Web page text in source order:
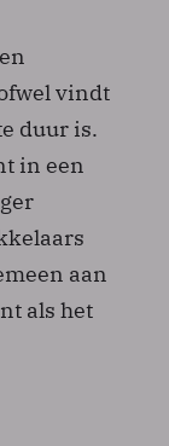
vindt
duur is.
in een
aan
als het